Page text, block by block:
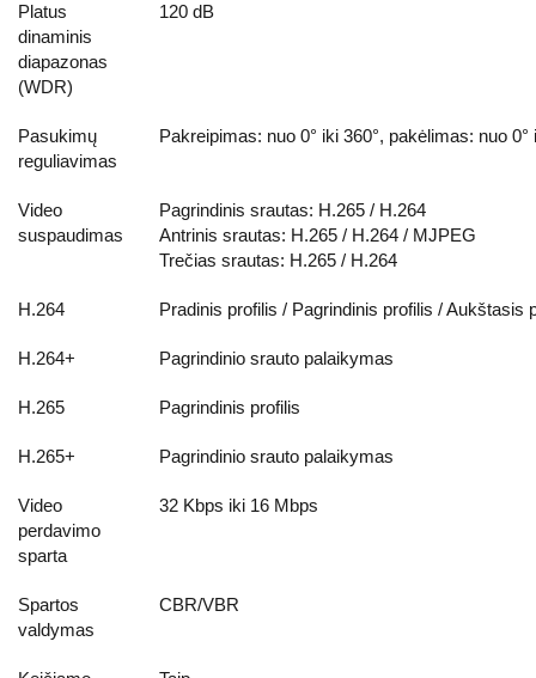
Platus
dinaminis
diapazonas
(WDR)
120 dB
Pasukimų
reguliavimas
Pakreipimas: nuo 0° iki 360°, pakėlimas: nuo
Video
suspaudimas
Pagrindinis srautas: H.265 / H.264
Antrinis srautas: H.265 / H.264 / MJPEG
Trečias srautas: H.265 / H.264
H.264 Pradinis profilis / Pagrindinis profilis / Aukštasis
H.264+ Pagrindinio srauto palaikymas
H.265 Pagrindinis profilis
H.265+ Pagrindinio srauto palaikymas
Video
perdavimo
sparta
32 Kbps iki 16 Mbps
Spartos
valdymas
CBR/VBR